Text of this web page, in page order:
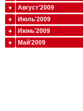
Август'2009
Июль'2009
Июнь'2009
Май'2009